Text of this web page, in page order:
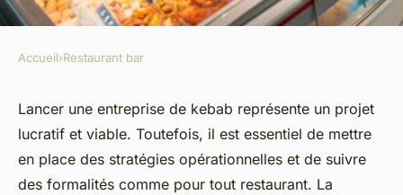
Quel matériel pour ouvrir un
kebab ?
Sophie•14 avril 2025•3 min de lecture
Accueil›Restaurant bar
Lancer une entreprise de kebab représente un projet
lucratif et viable. Toutefois, il est essentiel de mettre
en place des stratégies opérationnelles et de suivre
des formalités comme pour tout restaurant. La